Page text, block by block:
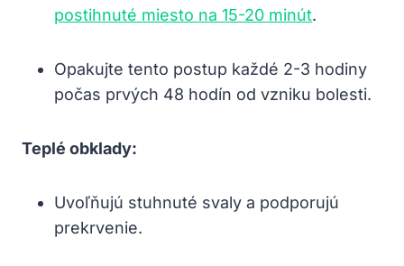
postihnuté miesto na 15-20 minút.
Opakujte tento postup každé 2-3 hodiny
počas prvých 48 hodín od vzniku bolesti.
Teplé obklady:
Uvoľňujú stuhnuté svaly a podporujú
prekrvenie.